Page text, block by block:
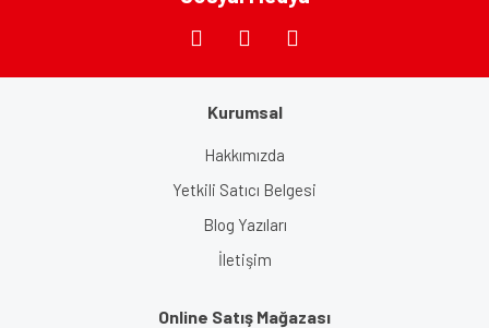
Kurumsal
Hakkımızda
Yetkili Satıcı Belgesi
Blog Yazıları
İletişim
Online Satış Mağazası